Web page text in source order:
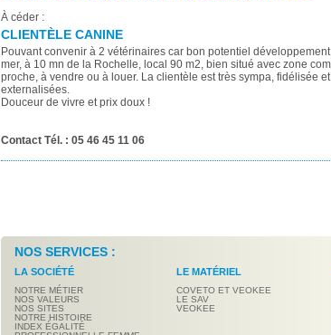
À céder :
CLIENTÈLE CANINE
Pouvant convenir à 2 vétérinaires car bon potentiel
mer, à 10 mn de la Rochelle, local 90 m2, bien situé avec zone
proche, à vendre ou à louer. La clientèle est très sympa, fidélisée
externalisées.
Douceur de vivre et prix doux !
Contact Tél. : 05 46 45 11 06
NOS SERVICES :
LA SOCIÉTÉ
NOTRE MÉTIER
NOS VALEURS
NOS SITES
NOTRE HISTOIRE
INDEX ÉGALITÉ
LE MATÉRIEL
COVETO ET VEOKEE
LE SAV
VEOKEE